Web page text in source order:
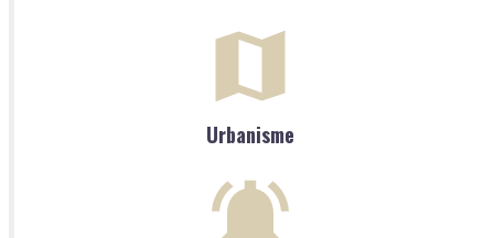
Urbanisme